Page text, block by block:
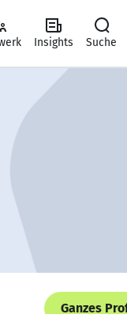
Insights Suche
Ganzes